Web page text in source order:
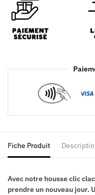
Fiche Produit
Avec notre housse clic
prendre un nouveau jour.